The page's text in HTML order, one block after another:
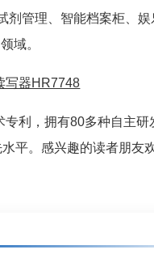
剂管理、智能档案柜、娱
域。
写器HR7748
利，拥有80多种自主研
平。感兴趣的读者朋友